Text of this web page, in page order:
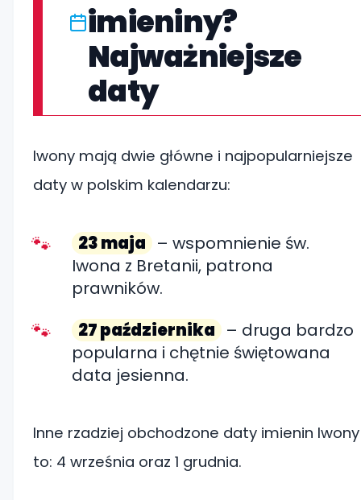
imieniny?
Najważniejsze
daty
Iwony mają dwie główne i najpopularniejsze
daty w polskim kalendarzu:
23 maja – wspomnienie św.
Iwona z Bretanii, patrona
prawników.
27 października – druga bardzo
popularna i chętnie świętowana
data jesienna.
Inne rzadziej obchodzone daty imienin Iwony
to: 4 września oraz 1 grudnia.